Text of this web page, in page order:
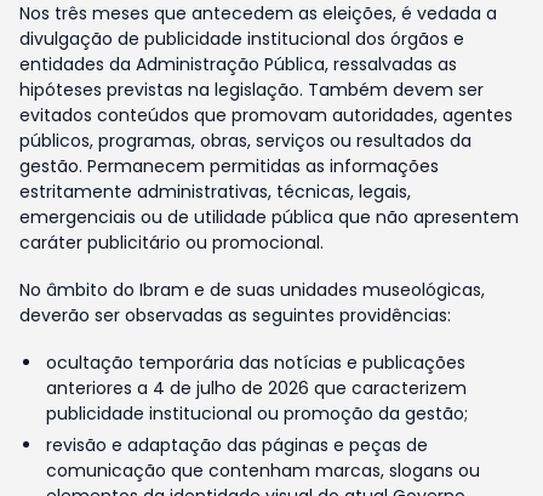
Nos três meses que antecedem as eleições, é vedada a
divulgação de publicidade institucional dos órgãos e
entidades da Administração Pública, ressalvadas as
hipóteses previstas na legislação. Também devem ser
evitados conteúdos que promovam autoridades, agentes
públicos, programas, obras, serviços ou resultados da
gestão. Permanecem permitidas as informações
estritamente administrativas, técnicas, legais,
emergenciais ou de utilidade pública que não apresentem
caráter publicitário ou promocional.
No âmbito do Ibram e de suas unidades museológicas,
deverão ser observadas as seguintes providências:
ocultação temporária das notícias e publicações
anteriores a 4 de julho de 2026 que caracterizem
publicidade institucional ou promoção da gestão;
revisão e adaptação das páginas e peças de
comunicação que contenham marcas, slogans ou